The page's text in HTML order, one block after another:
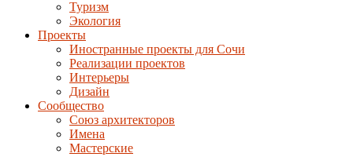
Туризм
Экология
Проекты
Иностранные проекты для Сочи
Реализации проектов
Интерьеры
Дизайн
Сообщество
Союз архитекторов
Имена
Мастерские